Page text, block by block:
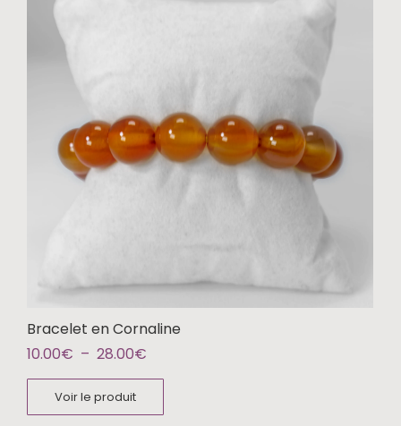
Bracelet en Cornaline
10.00€ – 28.00€
Voir le produit